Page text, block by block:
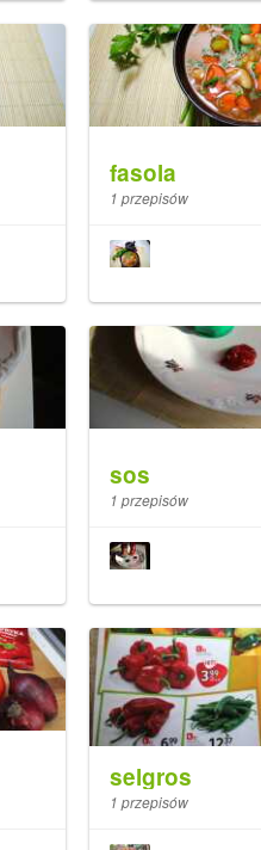
fasola
1 przepisów
sos
1 przepisów
selgros
1 przepisów